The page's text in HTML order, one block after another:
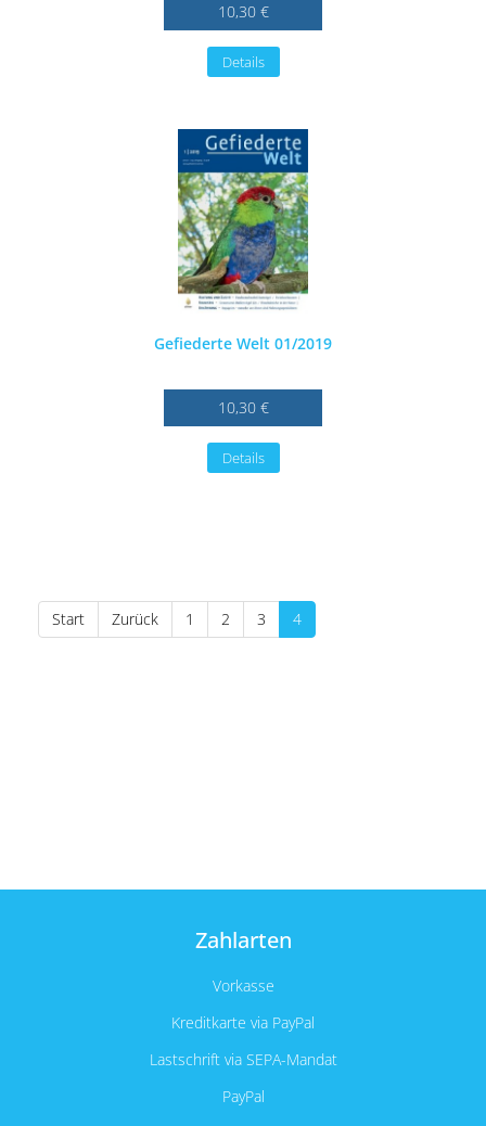
10,30 €
Details
Gefiederte Welt 01/2019
10,30 €
Details
Start Zurück 1 2 3 4
Zahlarten
Vorkasse
Kreditkarte via PayPal
Lastschrift via SEPA-Mandat
PayPal